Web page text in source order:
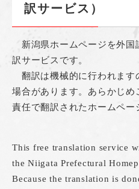
訳サービス）
新潟県ホームページを外国
訳サービスです。
翻訳は機械的に行われます
場合があります。あらかじ
責任で翻訳されたホームペー
This free translation service
the Niigata Prefectural
Because the translation is